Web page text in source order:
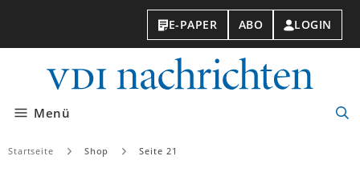
E-PAPER ABO LOGIN
Menü
Startseite Shop Seite 21